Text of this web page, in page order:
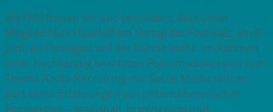
Als FKU freuen wir uns besonders, dass unser
Mitglied Nick Haseloff am Vortag des Festivals, am 6.
Juni, als Panelgast auf der Bühne steht. Im Rahmen
einer hochkarätig besetzten Podiumsdiskussion zum
Thema Azubi-Recruiting mit Social Media teilt er
dort seine Erfahrungen aus unternehmerischer